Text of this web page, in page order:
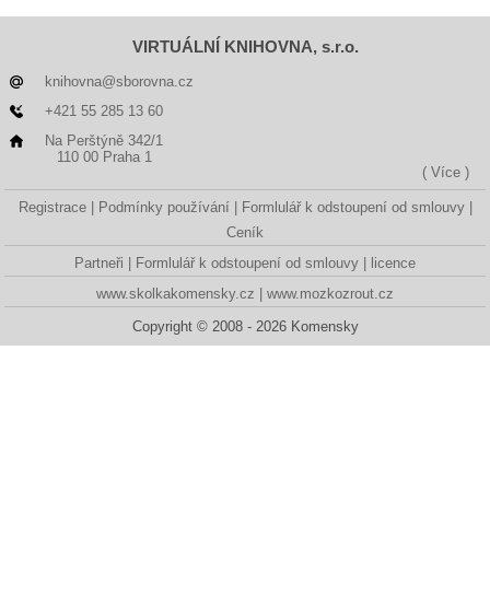
VIRTUÁLNÍ KNIHOVNA, s.r.o.
knihovna@sborovna.cz
+421 55 285 13 60
Na Perštýně 342/1
110 00 Praha 1
( Více )
Registrace Podmínky používání
Formlulář k odstoupení od smlouvy
Ceník
Partneři
Formlulář k odstoupení od smlouvy
licence
www.skolkakomensky.cz
www.mozkozrout.cz
Copyright © 2008 - 2026 Komensky